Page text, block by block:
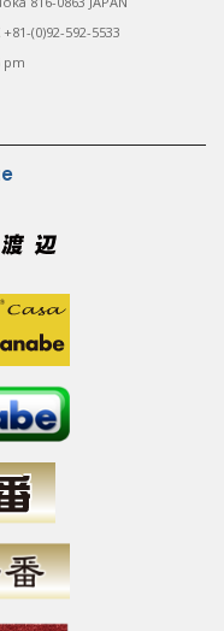
(0)92-592-5533
pm